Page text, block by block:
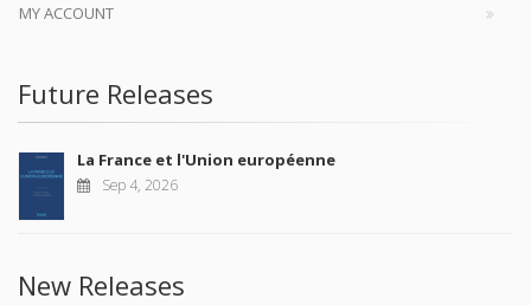
MY ACCOUNT
Future Releases
La France et l'Union européenne
Sep 4, 2026
New Releases